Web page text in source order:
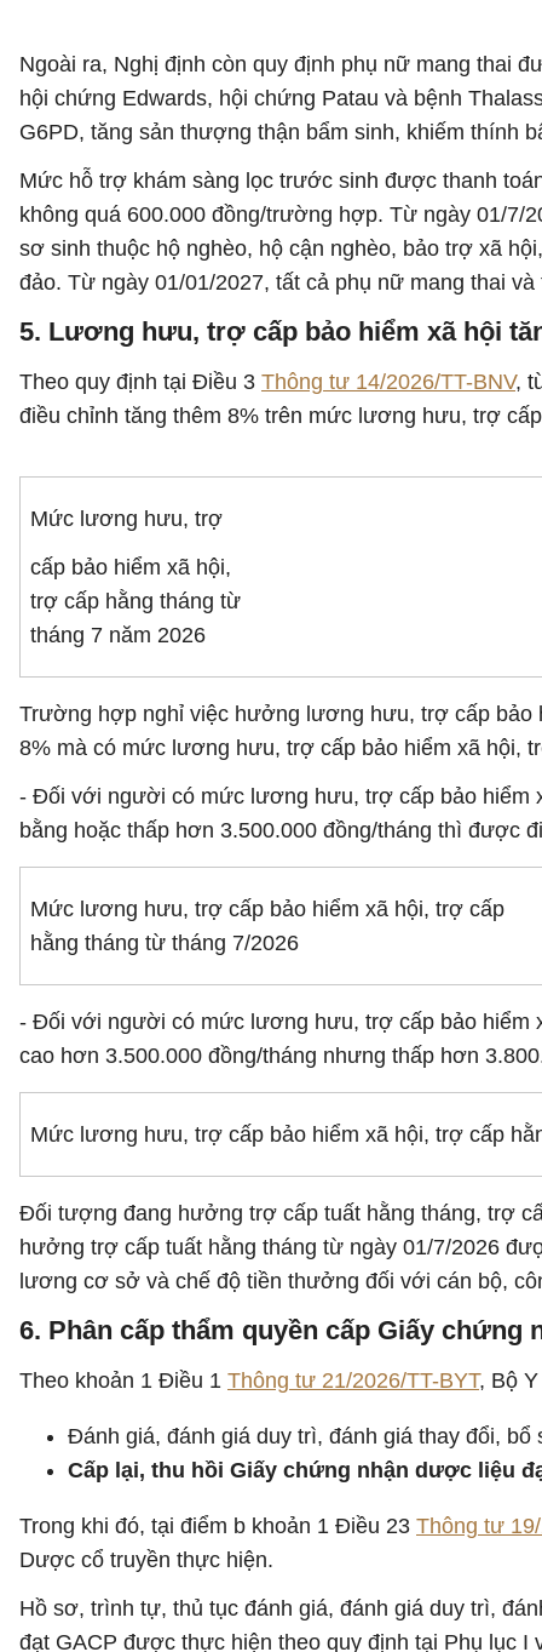
Ngoài ra, Nghị định còn quy định phụ nữ mang thai
hội chứng Edwards, hội chứng Patau và bệnh
G6PD, tăng sản thượng thận bẩm sinh, khiếm thính
Mức hỗ trợ khám sàng lọc trước sinh được thanh
không quá 600.000 đồng/trường hợp. Từ ngày 01/7/
sơ sinh thuộc hộ nghèo, hộ cận nghèo, bảo trợ xã
đảo. Từ ngày 01/01/2027, tất cả phụ nữ mang thai
5. Lương hưu, trợ cấp bảo hiểm xã hội
Theo quy định tại Điều 3 Thông tư 14/2026/TT-BNV,
điều chỉnh tăng thêm 8% trên mức lương hưu, trợ
Mức lương hưu, trợ
cấp bảo hiểm xã hội,
trợ cấp hằng tháng từ
tháng 7 năm 2026
Trường hợp nghỉ việc hưởng lương hưu, trợ cấp bảo
8% mà có mức lương hưu, trợ cấp bảo hiểm xã hội,
- Đối với người có mức lương hưu, trợ cấp bảo hiểm
bằng hoặc thấp hơn 3.500.000 đồng/tháng thì được
Mức lương hưu, trợ cấp bảo hiểm xã hội, trợ cấp
hằng tháng từ tháng 7/2026
- Đối với người có mức lương hưu, trợ cấp bảo hiểm
cao hơn 3.500.000 đồng/tháng nhưng thấp hơn
Mức lương hưu, trợ cấp bảo hiểm xã hội, trợ cấp
Đối tượng đang hưởng trợ cấp tuất hằng tháng, trợ
hưởng trợ cấp tuất hằng tháng từ ngày 01/7/2026
lương cơ sở và chế độ tiền thưởng đối với cán bộ,
6. Phân cấp thẩm quyền cấp Giấy
Theo khoản 1 Điều 1 Thông tư 21/2026/TT-BYT, Bộ
Đánh giá, đánh giá duy trì, đánh giá thay đổi,
Cấp lại, thu hồi Giấy chứng nhận dược liệu
Trong khi đó, tại điểm b khoản 1 Điều 23 Thông tư
Dược cổ truyền thực hiện.
Hồ sơ, trình tự, thủ tục đánh giá, đánh giá duy trì,
đạt GACP được thực hiện theo quy định tại Phụ lục I